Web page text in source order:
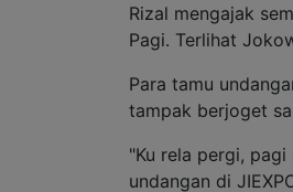
Rizal mengajak
Pagi. Terlihat
Para tamu
tampak berjoget
"Ku rela pergi,
undangan di